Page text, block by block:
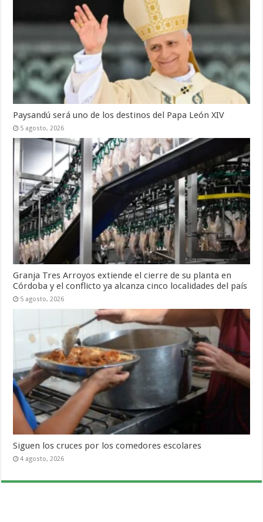
Paysandú será uno de los destinos del Papa León XIV
5 agosto, 2026
Granja Tres Arroyos extiende el cierre de su planta en
Córdoba y el conflicto ya alcanza cinco localidades del país
5 agosto, 2026
Siguen los cruces por los comedores escolares
4 agosto, 2026